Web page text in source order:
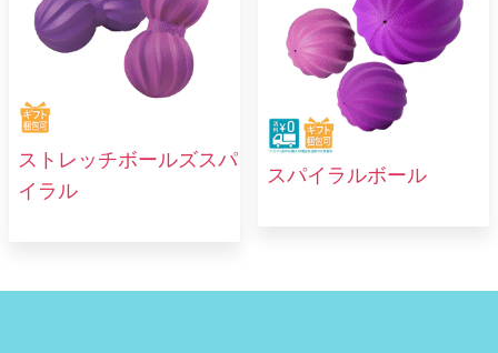
ストレッチボールズスパ
イラル
スパイラルボール